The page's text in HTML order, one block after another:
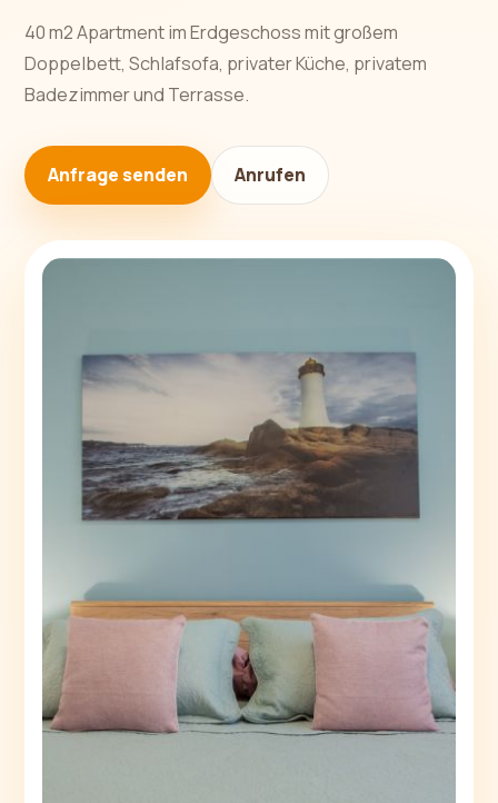
40 m2 Apartment im Erdgeschoss mit großem
Doppelbett, Schlafsofa, privater Küche, privatem
Badezimmer und Terrasse.
Anfrage senden Anrufen